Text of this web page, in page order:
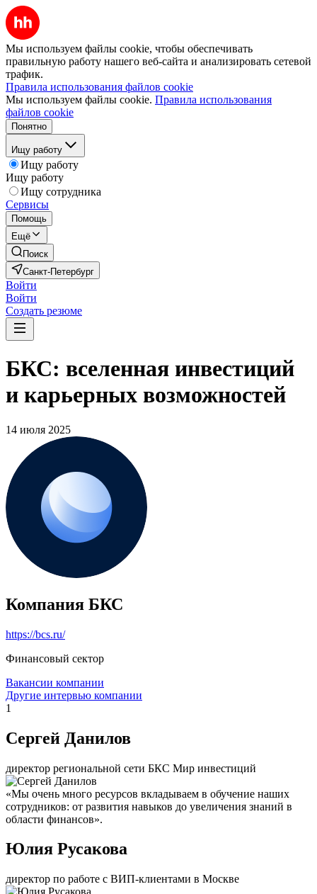
Мы используем файлы cookie, чтобы обеспечивать
правильную работу нашего веб-сайта и анализировать сетевой
трафик.
Правила использования файлов cookie
Мы используем файлы cookie. Правила использования
файлов cookie
Понятно
Ищу работу
Ищу работу
Ищу работу
Ищу сотрудника
Сервисы
Помощь
Ещё
Поиск
Санкт-Петербург
Войти
Войти
Создать резюме
БКС: вселенная инвестиций
и карьерных возможностей
14 июля 2025
Компания БКС
https://bcs.ru/
Финансовый сектор
Вакансии компании
Другие интервью компании
1
Сергей Данилов
директор региональной сети БКС Мир инвестиций
«Мы очень много ресурсов вкладываем в обучение наших
сотрудников: от развития навыков до увеличения знаний в
области финансов».
Юлия Русакова
директор по работе с ВИП-клиентами в Москве